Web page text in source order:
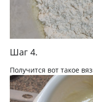
Шаг 4.
Получится вот такое